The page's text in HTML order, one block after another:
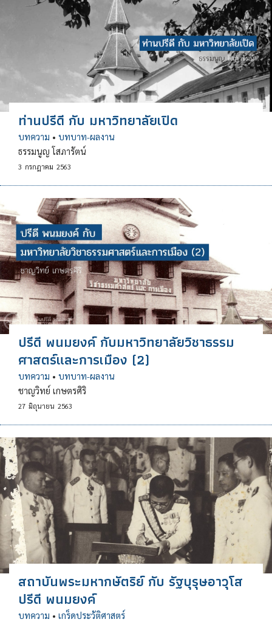
ท่านปรีดี กับ มหาวิทยาลัยเปิด
บทความ • บทบาท-ผลงาน
ธรรมนูญ โสภารัตน์
3 กรกฎาคม 2563
ปรีดี พนมยงค์ กับมหาวิทยาลัยวิชาธรรม
ศาสตร์และการเมือง (2)
บทความ • บทบาท-ผลงาน
ชาญวิทย์ เกษตรศิริ
27 มิถุนายน 2563
สถาบันพระมหากษัตริย์ กับ รัฐบุรุษอาวุโส
ปรีดี พนมยงค์
บทความ • เกร็ดประวัติศาสตร์